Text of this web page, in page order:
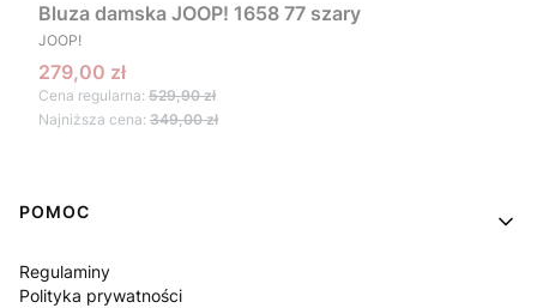
Bluza damska JOOP! 1658 77 szary
PRODUCENT
JOOP!
Cena promocyjna
279,00 zł
Cena regularna: 529,90 zł
Najniższa cena: 349,00 zł
Linki w stopce
POMOC
Regulaminy
Polityka prywatności